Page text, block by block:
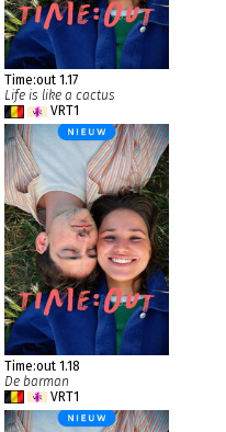
Time:out 1.17
Life is like a cactus
VRT1
Time:out 1.18
De barman
VRT1